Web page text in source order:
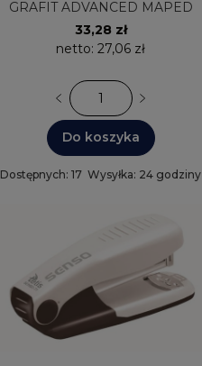
GRAFIT ADVANCED MAPED
33,28 zł
netto: 27,06 zł
Do koszyka
Dostępnych: 17 Wysyłka: 24 godziny